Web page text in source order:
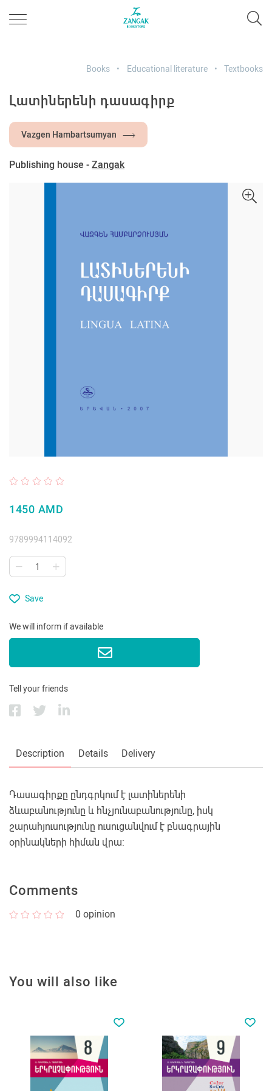
Books Educational literature Textbooks
Լատիներենի դասագիրք
Vazgen Hambartsumyan
Publishing house - Zangak
1450 AMD
9789994114092
Save
We will inform if available
Tell your friends
Description Details Delivery
Դասագիրքը ընդգրկում է լատիներենի
ձևաբանությունը և հնչյունաբանությունը, իսկ
շարահյուսությունը ուսուցանվում է բնագրային
օրինակների հիման վրա:
Comments
0 opinion
You will also like